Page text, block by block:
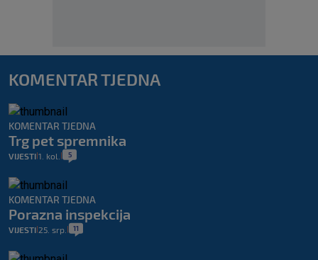
KOMENTAR TJEDNA
KOMENTAR TJEDNA
Trg pet spremnika
VIJESTI 1. kol. 5
KOMENTAR TJEDNA
Porazna inspekcija
VIJESTI 25. srp. 11